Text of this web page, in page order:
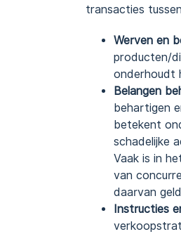
transacties
Werven en
producten/
onderhoudt
Belangen
behartigen
betekent
schadelijke
Vaak is in
van
daarvan
Instructies